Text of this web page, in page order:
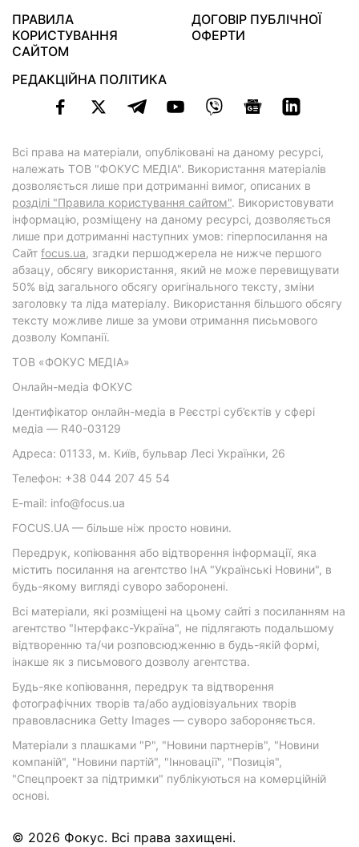
ПРАВИЛА
КОРИСТУВАННЯ
САЙТОМ
ДОГОВІР ПУБЛІЧНОЇ
ОФЕРТИ
РЕДАКЦІЙНА ПОЛІТИКА
Всі права на матеріали, опубліковані на даному ресурсі,
належать ТОВ "ФОКУС МЕДІА". Використання матеріалів
дозволяється лише при дотриманні вимог, описаних в
розділі "Правила користування сайтом". Використовувати
інформацію, розміщену на даному ресурсі, дозволяється
лише при дотриманні наступних умов: гіперпосилання на
Cайт focus.ua, згадки першоджерела не нижче першого
абзацу, обсягу використання, який не може перевищувати
50% від загального обсягу оригінального тексту, зміни
заголовку та ліда матеріалу. Використання більшого обсягу
тексту можливе лише за умови отримання письмового
дозволу Компанії.
ТОВ «ФОКУС МЕДІА»
Онлайн-медіа ФОКУС
Ідентифікатор онлайн-медіа в Реєстрі суб’єктів у сфері
медіа — R40-03129
Адреса: 01133, м. Київ, бульвар Лесі Українки, 26
Телефон: +38 044 207 45 54
E-mail: info@focus.ua
FOCUS.UA — більше ніж просто новини.
Передрук, копіювання або відтворення інформації, яка
містить посилання на агентство ІнА "Українські Новини", в
будь-якому вигляді суворо заборонені.
Всі матеріали, які розміщені на цьому сайті з посиланням на
агентство "Інтерфакс-Україна", не підлягають подальшому
відтворенню та/чи розповсюдженню в будь-якій формі,
інакше як з письмового дозволу агентства.
Будь-яке копіювання, передрук та відтворення
фотографічних творів та/або аудіовізуальних творів
правовласника Getty Images — суворо забороняється.
Матеріали з плашками "Р", "Новини партнерів", "Новини
компаній", "Новини партій", "Інновації", "Позиція",
"Спецпроект за підтримки" публікуються на комерційній
основі.
© 2026 Фокус. Всі права захищені.